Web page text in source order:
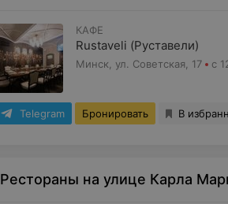
КАФЕ
Rustaveli (Руставели)
Минск, ул. Советская, 17 с
Telegram Бронировать В
Рестораны на улице Карла